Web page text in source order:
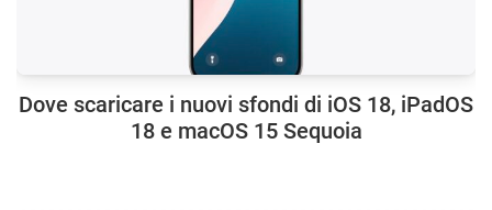
Dove scaricare i nuovi sfondi di iOS 18, iPadOS
18 e macOS 15 Sequoia